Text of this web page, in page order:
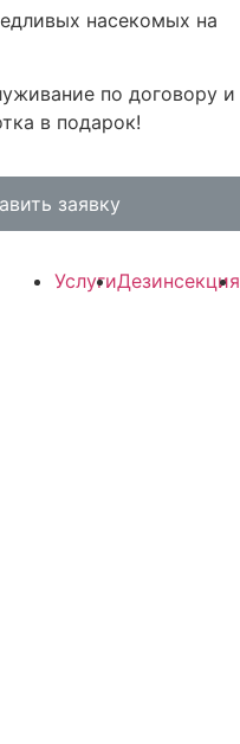
насекомых на
по договору и
в подарок!
заявку
УслугиДезинсекция